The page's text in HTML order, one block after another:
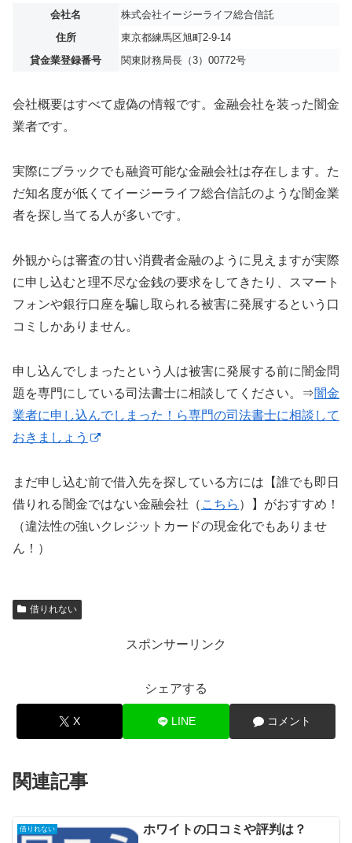
会社名
株式会社イージーライフ総合信託
住所
東京都練馬区旭町2-9-14
貸金業登録番号
関東財務局長（3）00772号
会社概要はすべて虚偽の情報です。金融会社を装った闇金
業者です。
実際にブラックでも融資可能な金融会社は存在します。た
だ知名度が低くてイージーライフ総合信託のような闇金業
者を探し当てる人が多いです。
外観からは審査の甘い消費者金融のように見えますが実際
に申し込むと理不尽な金銭の要求をしてきたり、スマート
フォンや銀行口座を騙し取られる被害に発展するという口
コミしかありません。
申し込んでしまったという人は被害に発展する前に闇金問
題を専門にしている司法書士に相談してください。⇒闇金
業者に申し込んでしまった！ら専門の司法書士に相談して
おきましょう
まだ申し込む前で借入先を探している方には【誰でも即日
借りれる闇金ではない金融会社（ こちら ）】がおすすめ！
（違法性の強いクレジットカードの現金化でもありませ
ん！）
借りれない
スポンサーリンク
シェアする
X LINE コメント
関連記事
借りれない ホワイトの口コミや評判は？